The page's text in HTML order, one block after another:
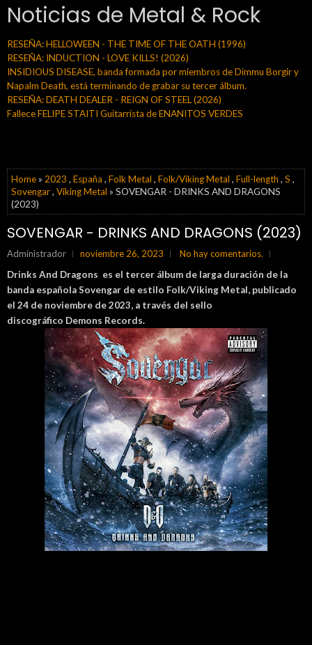
Noticias de Metal & Rock
RESEÑA: HELLOWEEN - THE TIME OF THE OATH (1996)
RESEÑA: INDUCTION - LOVE KILLS! (2026)
INSIDIOUS DISEASE, banda formada por miembros de Dimmu Borgir y
Napalm Death, está terminando de grabar su tercer álbum.
RESEÑA: DEATH DEALER - REIGN OF STEEL (2026)
Fallece FELIPE STAITI Guitarrista de ENANITOS VERDES
Home» 2023 , España , Folk Metal , Folk/Viking Metal , Full-length , S ,
Sovengar, Viking Metal » SOVENGAR - DRINKS AND DRAGONS
(2023)
SOVENGAR - DRINKS AND DRAGONS (2023)
Administrador noviembre 26, 2023
No hay comentarios.
Drinks And Dragons es el tercer álbum de larga duración de la
banda española Sovengar de estilo Folk/Viking Metal, publicado
el 24 de noviembre de 2023, a través del sello
discográfico Demons Records.